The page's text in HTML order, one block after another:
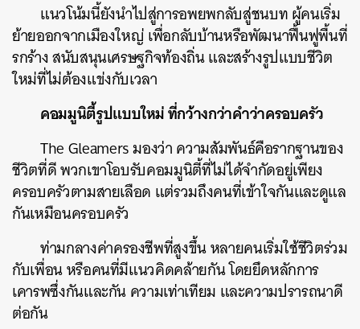
แนวโน้มนี้ยังนำไปสู่การอพยพกลับสู่ชนบท ผู้คนเริ่ม
ย้ายออกจากเมืองใหญ่ เพื่อกลับบ้านหรือพัฒนาฟื้นฟูพื้นที่
รกร้าง สนับสนุนเศรษฐกิจท้องถิ่น และสร้างรูปแบบชีวิต
ใหม่ที่ไม่ต้องแข่งกับเวลา
คอมมูนิตี้รูปแบบใหม่ ที่กว้างกว่าคำว่าครอบครัว
The Gleamers มองว่า ความสัมพันธ์คือรากฐานของ
ชีวิตที่ดี พวกเขาโอบรับคอมมูนิตี้ที่ไม่ได้จำกัดอยู่เพียง
ครอบครัวตามสายเลือด แต่รวมถึงคนที่เข้าใจกันและดูแล
กันเหมือนครอบครัว
ท่ามกลางค่าครองชีพที่สูงขึ้น หลายคนเริ่มใช้ชีวิตร่วม
กับเพื่อน หรือคนที่มีแนวคิดคล้ายกัน โดยยึดหลักการ
เคารพซึ่งกันและกัน ความเท่าเทียม และความปรารถนาดี
ต่อกัน